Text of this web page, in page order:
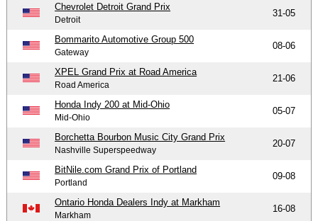
Chevrolet Detroit Grand Prix
Detroit
31-05
Bommarito Automotive Group 500
Gateway
08-06
XPEL Grand Prix at Road America
Road America
21-06
Honda Indy 200 at Mid-Ohio
Mid-Ohio
05-07
Borchetta Bourbon Music City Grand Prix
Nashville Superspeedway
20-07
BitNile.com Grand Prix of Portland
Portland
09-08
Ontario Honda Dealers Indy at Markham
Markham
16-08